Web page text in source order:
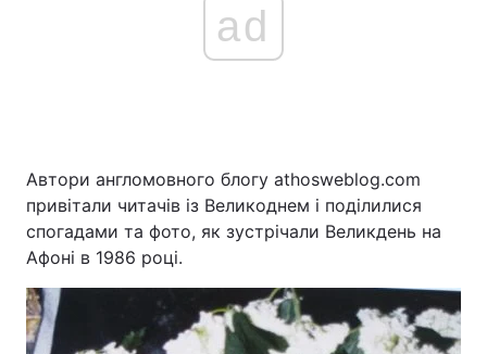
Головна Війна
ad
Автори англомовного блогу athosweblog.com
привітали читачів із Великоднем і поділилися
спогадами та фото, як зустрічали Великдень на
Афоні в 1986 році.